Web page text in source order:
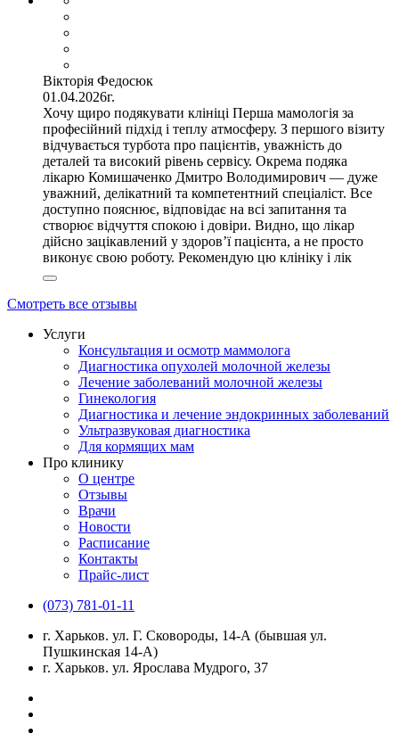
Вікторія Федосюк
01.04.2026г.
Хочу щиро подякувати клініці Перша мамологія за
професійний підхід і теплу атмосферу. З першого візиту
відчувається турбота про пацієнтів, уважність до
деталей та високий рівень сервісу. Окрема подяка
лікарю Комишаченко Дмитро Володимирович — дуже
уважний, делікатний та компетентний спеціаліст. Все
доступно пояснює, відповідає на всі запитання та
створює відчуття спокою і довіри. Видно, що лікар
дійсно зацікавлений у здоров’ї пацієнта, а не просто
виконує свою роботу. Рекомендую цю клініку і лік
Смотреть все отзывы
Услуги
Консультация и осмотр маммолога
Диагностика опухолей молочной железы
Лечение заболеваний молочной железы
Гинекология
Диагностика и лечение эндокринных заболеваний
Ультразвуковая диагностика
Для кормящих мам
Про клинику
О центре
Отзывы
Врачи
Новости
Расписание
Контакты
Прайс-лист
(073) 781-01-11
г. Харьков. ул. Г. Сковороды, 14-А (бывшая ул.
Пушкинская 14-А)
г. Харьков. ул. Ярослава Мудрого, 37